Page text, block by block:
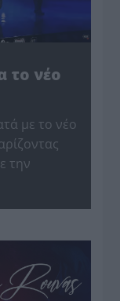
το νέο
με το νέο
την